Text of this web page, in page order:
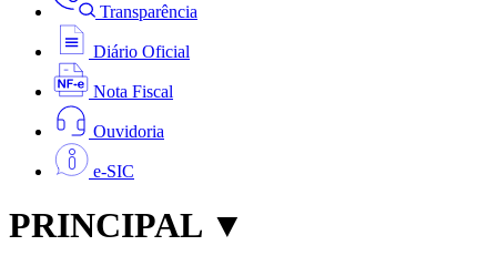
Transparência
Diário Oficial
Nota Fiscal
Ouvidoria
e-SIC
PRINCIPAL ▼